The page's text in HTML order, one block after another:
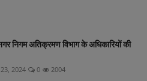
निगम अतिक्रमण विभाग के अधिकारियों की
2024 0 2004